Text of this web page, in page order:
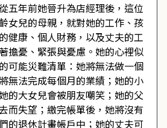
五年前她晉升為店經理後，這位
女兒的母親，就對她的工作、孩
健康、個人財務，以及丈夫的工
擔憂、緊張與憂慮。她的心裡似
可能災難清單：她將無法做一個
無法完成每個月的業績；她的小
的大女兒會被朋友嘲笑；她的父
而失望；繳完帳單後，她將沒有
的退休計畫帳戶中；她的丈夫可